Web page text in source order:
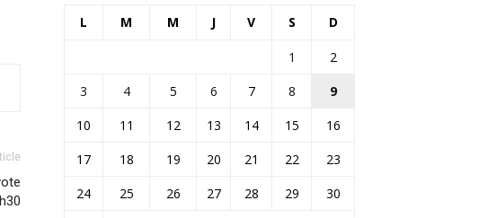
L M M J V S D
1
2
3
4 5 6 7 8
9
10
11 12 13 14 15
16
17
18 19 20 21 22
23
24
25 26 27 28 29
30